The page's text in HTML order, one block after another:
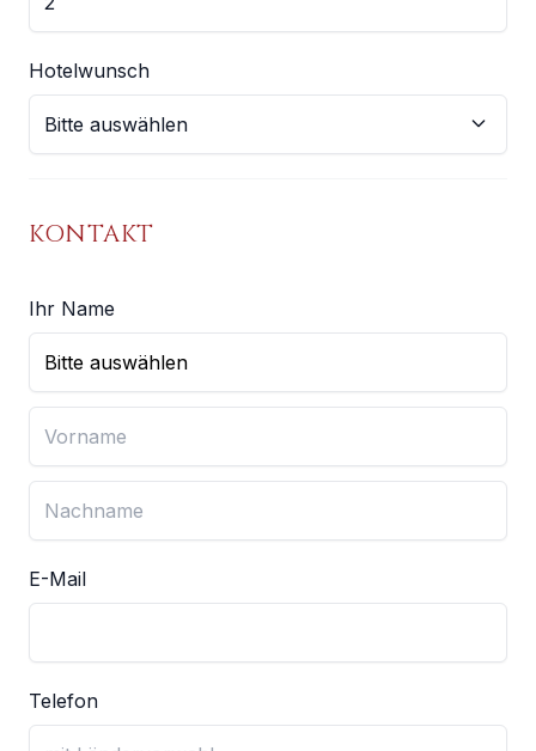
Hotelwunsch
KONTAKT
Ihr Name
E-Mail
Telefon